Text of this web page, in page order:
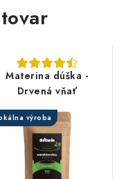
Materina dúška -
Drvená vňať
výroba